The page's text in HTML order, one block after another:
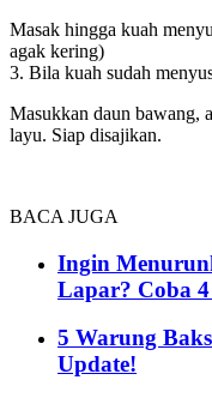
Masak hingga kuah
agak kering)
3. Bila kuah sudah
Masukkan daun bawang,
layu. Siap disajikan.
BACA JUGA
Ingin
Lapar? Coba
5 Warung
Update!